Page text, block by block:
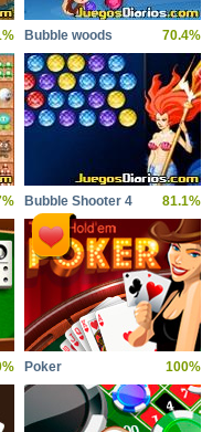
Bubble woods 70.4%
Bubble Shooter 4 81.1%
Poker 100%